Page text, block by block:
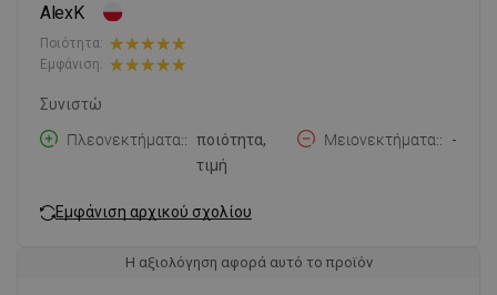
AlexK
Ποιότητα:
Εμφάνιση:
Συνιστώ
Πλεονεκτήματα:
ποιότητα,
τιμή
Μειονεκτήματα: -
Εμφάνιση αρχικού σχολίου
Η αξιολόγηση αφορά αυτό το προϊόν